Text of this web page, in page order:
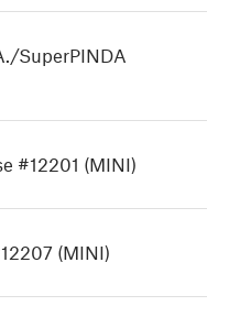
SuperPINDA
#12201 (MINI)
(MINI)